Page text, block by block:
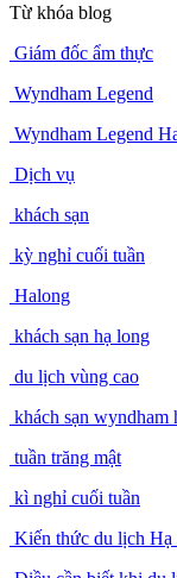
Từ khóa blog
Giám đốc ẩm thực
Wyndham Legend
Wyndham Legend
Dịch vụ
khách sạn
kỳ nghỉ cuối tuần
Halong
khách sạn hạ long
du lịch vùng cao
khách sạn wyndham
tuần trăng mật
kì nghỉ cuối tuần
Kiến thức du lịch Hạ